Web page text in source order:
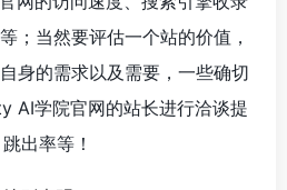
；当然要评估一个站的价值，
身的需求以及需要，一些确切
AI学院官网的站长进行洽谈提
出率等！